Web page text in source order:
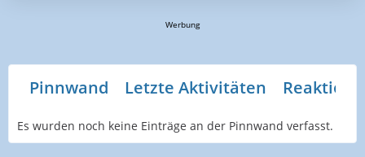
Werbung
Pinnwand Letzte Aktivitäten
Es wurden noch keine Einträge an der Pinnwand verfasst.